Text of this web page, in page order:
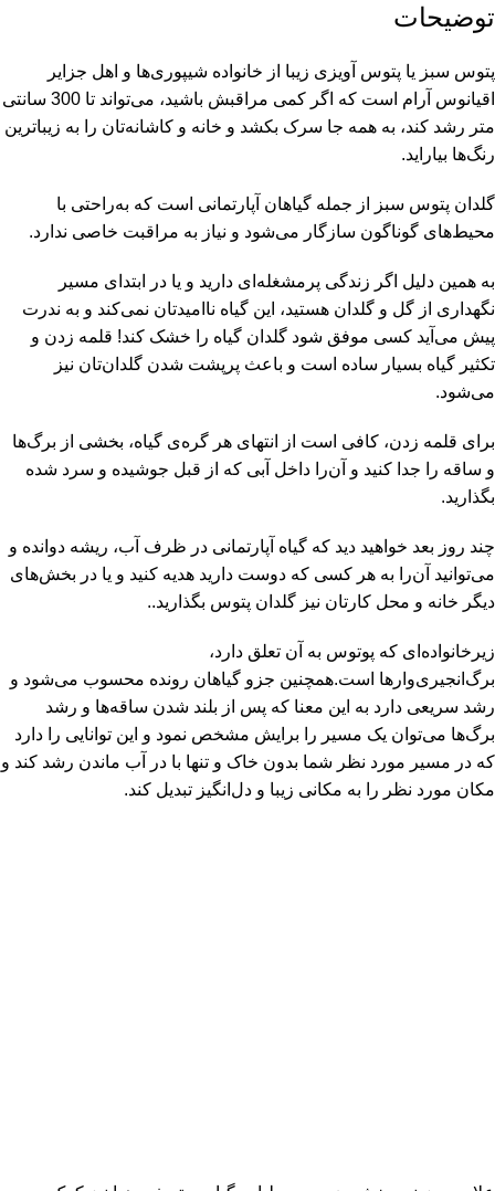
توضیحات
پتوس سبز یا پتوس آویزی زیبا از خانواده شیپوری‌ها و اهل جزایر
اقیانوس آرام است که اگر کمی مراقبش باشید، می‌تواند تا 300 سانتی
متر رشد کند، به همه جا سرک بکشد و خانه و کاشانه‌تان را به زیباترین
رنگ‌ها بیاراید.
گلدان پتوس سبز از جمله گیاهان آپارتمانی است که به‌راحتی با
محیط‌های گوناگون سازگار می‌شود و نیاز به مراقبت خاصی ندارد.
به همین دلیل اگر زندگی پرمشغله‌ای دارید و یا در ابتدای مسیر
نگهداری از گل و گلدان هستید، این گیاه ناامیدتان نمی‌کند و به ندرت
پیش می‌آید کسی موفق شود گلدان گیاه را خشک کند! قلمه زدن و
تکثیر گیاه بسیار ساده است و باعث پرپشت شدن گلدان‌تان نیز
می‌شود.
برای قلمه زدن، کافی است از انتهای هر گره‌ی گیاه، بخشی از برگ‌ها
و ساقه را جدا کنید و آن‌را داخل آبی که از قبل جوشیده و سرد شده
بگذارید.
چند روز بعد خواهید دید که گیاه آپارتمانی در ظرف آب، ریشه دوانده و
می‌توانید آن‌را به هر کسی که دوست دارید هدیه کنید و یا در بخش‌های
دیگر خانه و محل کارتان نیز گلدان پتوس بگذارید..
زیرخانواده‌ای که پوتوس به آن تعلق دارد،
برگ‌انجیری‌وارها است.همچنین جزو گیاهان رونده محسوب می‌شود و
رشد سریعی دارد به این معنا که پس از بلند شدن ساقه‌ها و رشد
برگ‌ها می‌توان یک مسیر را برایش مشخص نمود و این توانایی را دارد
که در مسیر مورد نظر شما بدون خاک و تنها با در آب ماندن رشد کند و
مکان مورد نظر را به مکانی زیبا و دل‌انگیز تبدیل کند.